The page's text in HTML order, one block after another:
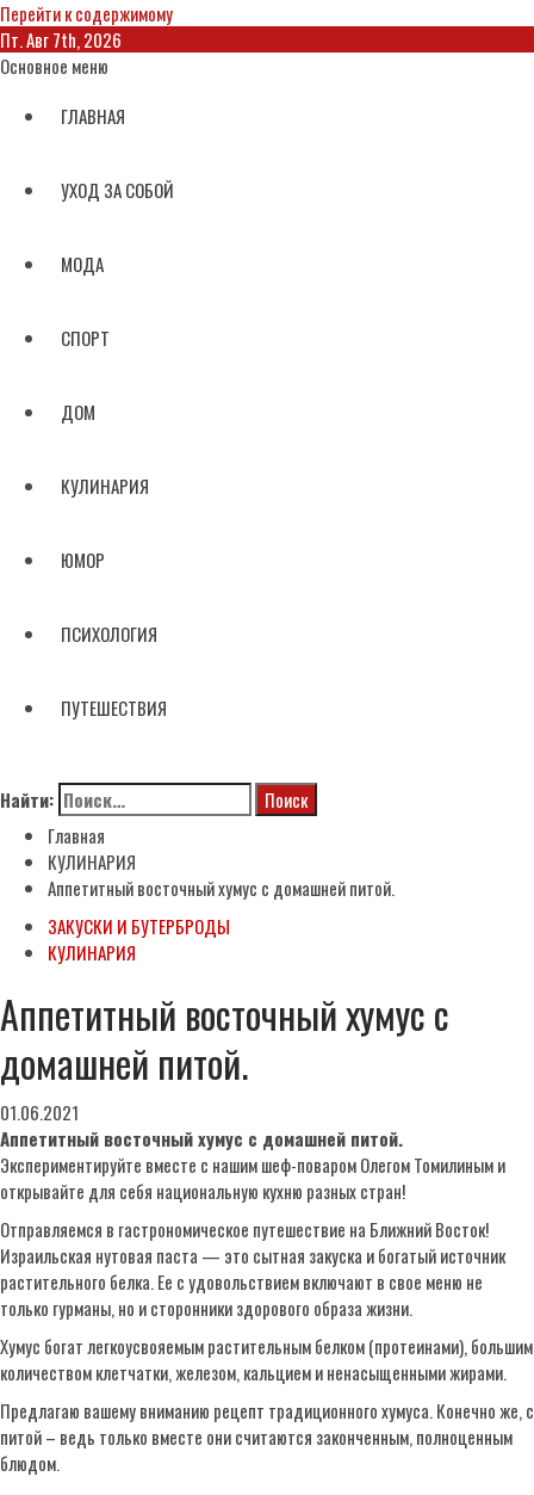
Перейти к содержимому
Пт. Авг 7th, 2026
Основное меню
ГЛАВНАЯ
УХОД ЗА СОБОЙ
МОДА
СПОРТ
ДОМ
КУЛИНАРИЯ
ЮМОР
ПСИХОЛОГИЯ
ПУТЕШЕСТВИЯ
Найти:
Главная
КУЛИНАРИЯ
Аппетитный восточный хумус с домашней питой.
ЗАКУСКИ И БУТЕРБРОДЫ
КУЛИНАРИЯ
Аппетитный восточный хумус с
домашней питой.
01.06.2021
Аппетитный восточный хумус с домашней питой.
Экспериментируйте вместе с нашим шеф-поваром Олегом Томилиным и
открывайте для себя национальную кухню разных стран!
Отправляемся в гастрономическое путешествие на Ближний Восток!
Израильская нутовая паста — это сытная закуска и богатый источник
растительного белка. Ее с удовольствием включают в свое меню не
только гурманы, но и сторонники здорового образа жизни.
Хумус богат легкоусвояемым растительным белком (протеинами), большим
количеством клетчатки, железом, кальцием и ненасыщенными жирами.
Предлагаю вашему вниманию рецепт традиционного хумуса. Конечно же, с
питой – ведь только вместе они считаются законченным, полноценным
блюдом.